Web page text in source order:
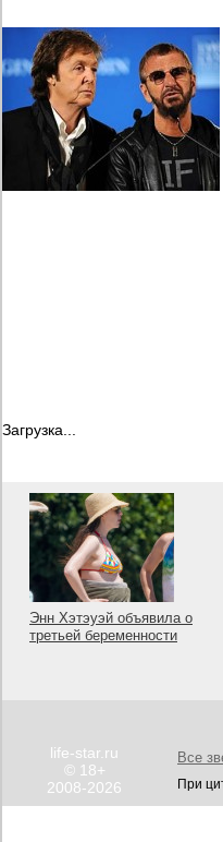
Загрузка...
Энн Хэтэуэй объявила о
третьей беременности
life-star.ru
© 18+
2008-2026
Все
При